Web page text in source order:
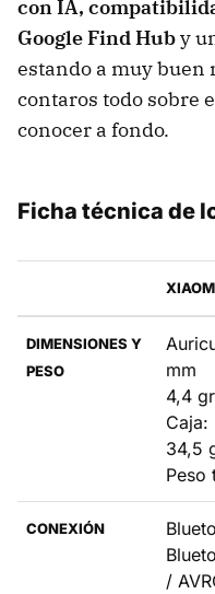
con IA,
Google Find Huby
estando a muy buen
contaros todo sobre
conocer a fondo.
Ficha técnica de
DIMENSIONES Y
PESO
mm
4,4
34,5
Peso
CONEXIÓN
/